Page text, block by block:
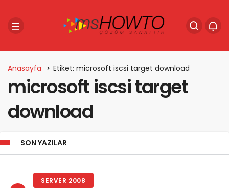
Anasayfa Etiket: microsoft iscsi target download
microsoft iscsi target
download
SON YAZILAR
SERVER 2008